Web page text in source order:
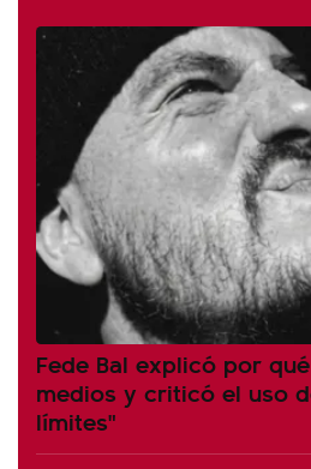
Fede Bal explicó por
medios y criticó el uso
límites"